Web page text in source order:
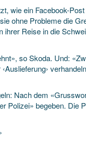
wie ein Facebook-
ohne Probleme die
ihrer Reise in die
so Skoda. Und:
Nach dem
Polizei» begeben.